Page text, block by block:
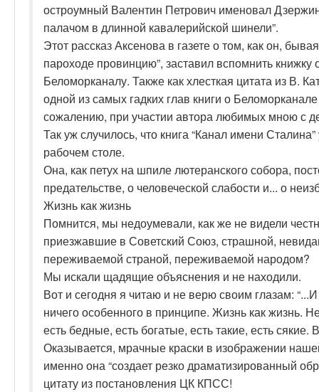
остроумный Валентин Петрович именовал
палачом в длинной кавалерийской шинели”.
Этот рассказ Аксенова в газете о том, как он,
пароходе провинцию”, заставил вспомнить книжку
Беломорканалу. Также как хлесткая цитата из В.
одной из самых гадких глав книги о
сожалению, при участии автора любимых мною с
Так уж случилось, что книга “Канал имени
рабочем столе.
Она, как петух на шпиле лютеранского собора,
предательстве, о человеческой слабости и... о
Жизнь как жизнь
Помнится, мы недоумевали, как же не видели
приезжавшие в Советский Союз, страшной,
переживаемой страной, переживаемой народом?
Мы искали щадящие объяснения и не находили.
Вот и сегодня я читаю и не верю своим глазам:
ничего особенного в принципе. Жизнь как жизнь.
есть бедные, есть богатые, есть такие, есть сякие.
Оказывается, мрачные краски в изображении
именно она “создает резко драматизированный
цитату из постановления ЦК КПСС!